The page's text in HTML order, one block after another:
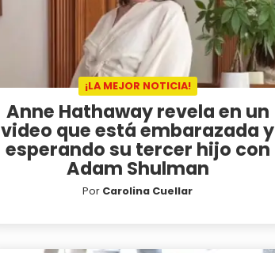
¡LA MEJOR NOTICIA!
Anne Hathaway revela en un
video que está embarazada y
esperando su tercer hijo con
Adam Shulman
Por Carolina Cuellar